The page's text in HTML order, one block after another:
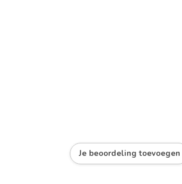
Je beoordeling toevoegen